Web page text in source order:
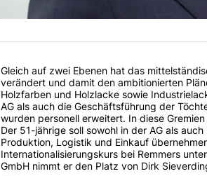
Gleich auf zwei Ebenen hat das
verändert und damit den ambitionierten
Holzfarben und Holzlacke sowie
AG als auch die Geschäftsführung der
wurden personell erweitert. In diese
Der 51-jährige soll sowohl in der AG als
Produktion, Logistik und Einkauf
Internationalisierungskurs bei Remmers
GmbH nimmt er den Platz von Dirk